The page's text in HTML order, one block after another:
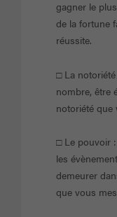
gagner le plus
de la fortune
réussite.
□ La
nombre, être
notoriété que
□ Le pouvoir
les
demeurer
que vous